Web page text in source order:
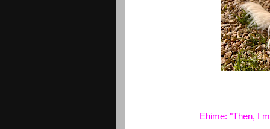
Ehime: "Then, I